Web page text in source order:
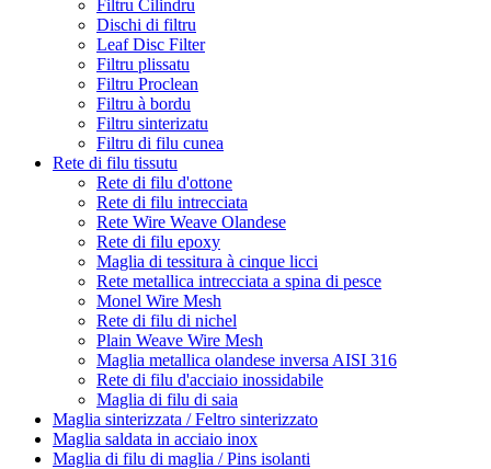
Filtru Cilindru
Dischi di filtru
Leaf Disc Filter
Filtru plissatu
Filtru Proclean
Filtru à bordu
Filtru sinterizatu
Filtru di filu cunea
Rete di filu tissutu
Rete di filu d'ottone
Rete di filu intrecciata
Rete Wire Weave Olandese
Rete di filu epoxy
Maglia di tessitura à cinque licci
Rete metallica intrecciata a spina di pesce
Monel Wire Mesh
Rete di filu di nichel
Plain Weave Wire Mesh
Maglia metallica olandese inversa AISI 316
Rete di filu d'acciaio inossidabile
Maglia di filu di saia
Maglia sinterizzata / Feltro sinterizzato
Maglia saldata in acciaio inox
Maglia di filu di maglia / Pins isolanti